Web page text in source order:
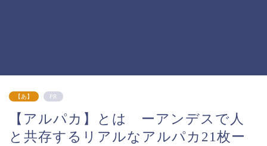
【あ】 PR
【アルパカ】とは ーアンデスで人
と共存するリアルなアルパカ21枚ー